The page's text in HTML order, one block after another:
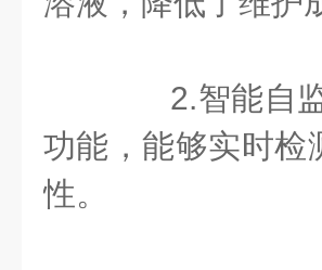
2.智能自监
功能，能够实时检
性。